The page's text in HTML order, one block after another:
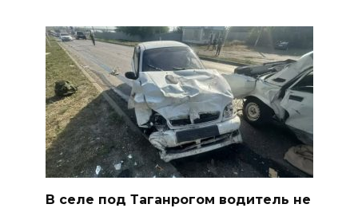
В селе под Таганрогом водитель не